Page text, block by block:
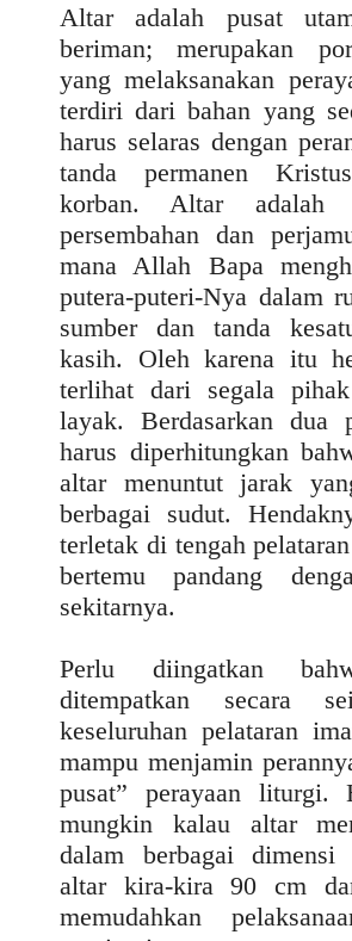
Altar adalah pusat
beriman; merupakan
yang melaksanakan
terdiri dari bahan yang
harus selaras dengan
tanda permanen
korban. Altar adalah
persembahan dan
mana Allah Bapa
putera-puteri-Nya dalam
sumber dan tanda
kasih. Oleh karena itu
terlihat dari segala
layak. Berdasarkan dua
harus diperhitungkan
altar menuntut jarak
berbagai sudut.
terletak di tengah
bertemu pandang
sekitarnya.
Perlu diingatkan
ditempatkan secara
keseluruhan pelataran
mampu menjamin
pusat” perayaan
mungkin kalau altar
dalam berbagai
altar kira-kira 90 cm
memudahkan